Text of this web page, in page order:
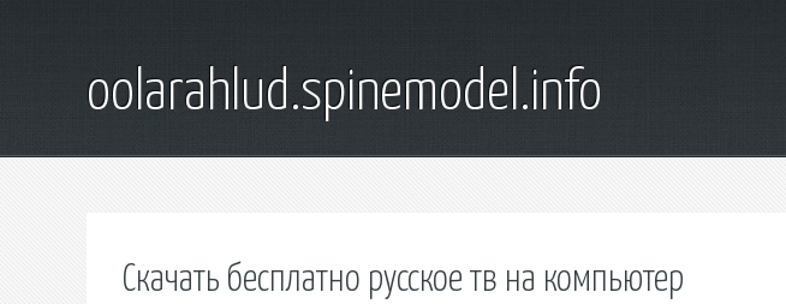
oolarahlud.spinemodel.info
Скачать бесплатно русское тв на компьютер